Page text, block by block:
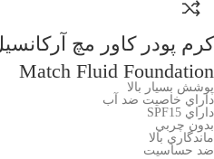
Match Fluid Foundation
پوشش بسيار بالا
داراي خاصيت ضد آب
داراي SPF15
بدون چربي
ماندگاري بالا
ضد حساسيت